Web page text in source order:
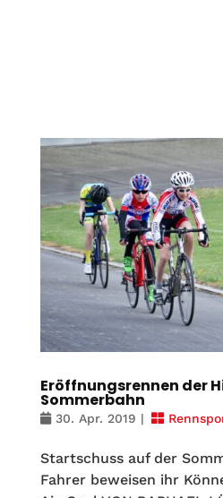
Eröffnungsrennen der
Sommerbahn
30. Apr. 2019 |
Startschuss auf der
Fahrer beweisen ihr